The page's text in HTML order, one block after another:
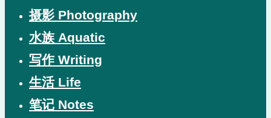
摄影 Photography
水族 Aquatic
写作 Writing
生活 Life
笔记 Notes